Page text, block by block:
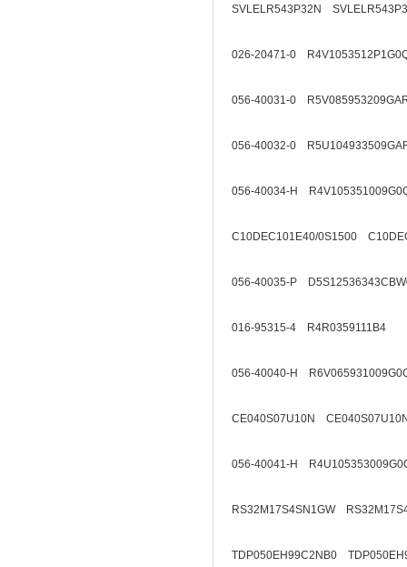
SVLELR543P32N
026-20471-0
056-40031-0
056-40032-0
056-40034-H
C10DEC101E40/0S1500
056-40035-P
016-95315-4 R4R0359111B4
056-40040-H
CE040S07U10N
056-40041-H
RS32M17S4SN1GW
TDP050EH99C2NB0